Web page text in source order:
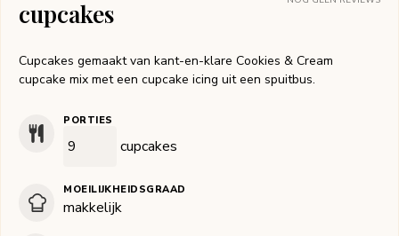
cupcakes
Cupcakes gemaakt van kant-en-klare Cookies & Cream
cupcake mix met een cupcake icing uit een spuitbus.
PORTIES
cupcakes
MOEILIJKHEIDSGRAAD
makkelijk